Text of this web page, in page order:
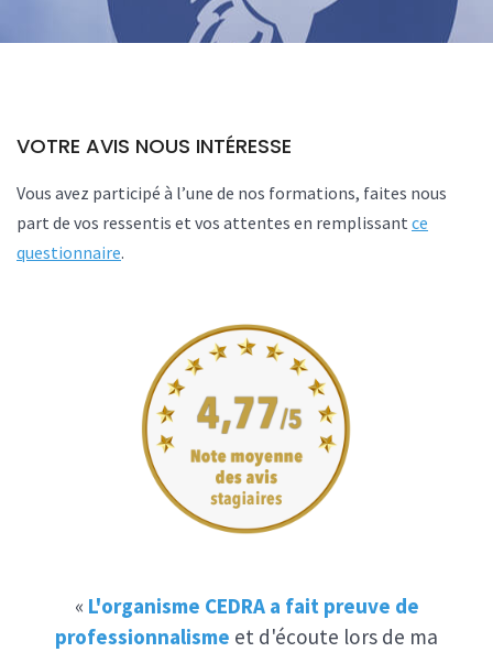
VOTRE AVIS NOUS INTÉRESSE
Vous avez participé à l’une de nos formations, faites nous
part de vos ressentis et vos attentes en remplissant ce
questionnaire.
« L'organisme CEDRA a fait preuve de
professionnalisme et d'écoute lors de ma